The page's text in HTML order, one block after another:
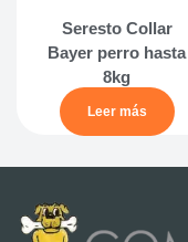
Seresto Collar
Bayer perro hasta
8kg
Leer más